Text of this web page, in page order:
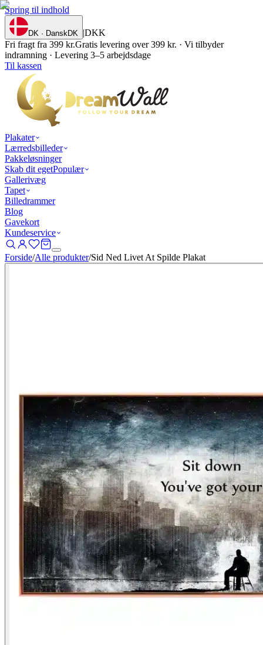
Spring til indhold
DK · DanskDK |DKK
Fri fragt fra 399 kr.Gratis levering over 399 kr. · Vi tilbyder
indramning · Levering 3–5 arbejdsdage
Til kassen
Plakater
Lærredsbilleder
Pakkeløsninger
Skab dit egetPopulær
Gallerivæg
Tapet
Billedrammer
Blog
Gavekort
Kundeservice
Forside/Alle produkter/Sid Ned Livet At Spilde Plakat